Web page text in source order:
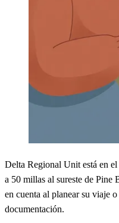
Delta Regional Unit está en
a 50 millas al sureste de Pine
en cuenta al planear su viaje
documentación.